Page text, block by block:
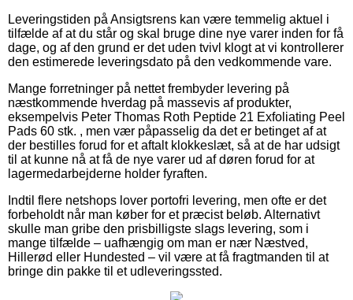
Leveringstiden på Ansigtsrens kan være temmelig aktuel i
tilfælde af at du står og skal bruge dine nye varer inden for få
dage, og af den grund er det uden tvivl klogt at vi kontrollerer
den estimerede leveringsdato på den vedkommende vare.
Mange forretninger på nettet frembyder levering på
næstkommende hverdag på massevis af produkter,
eksempelvis Peter Thomas Roth Peptide 21 Exfoliating Peel
Pads 60 stk. , men vær påpasselig da det er betinget af at
der bestilles forud for et aftalt klokkeslæt, så at de har udsigt
til at kunne nå at få de nye varer ud af døren forud for at
lagermedarbejderne holder fyraften.
Indtil flere netshops lover portofri levering, men ofte er det
forbeholdt når man køber for et præcist beløb. Alternativt
skulle man gribe den prisbilligste slags levering, som i
mange tilfælde – uafhængig om man er nær Næstved,
Hillerød eller Hundested – vil være at få fragtmanden til at
bringe din pakke til et udleveringssted.